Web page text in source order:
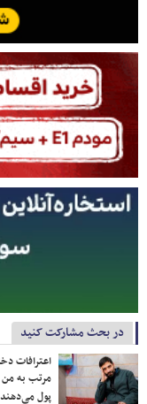
در بحث مشارکت کنید
اعترافات
مرتب به
پول می‌دهند